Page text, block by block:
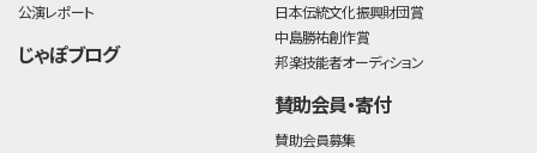
公演レポート
じゃぽブログ
日本伝統文化振興財団賞
中島勝祐創作賞
邦楽技能者オーディション
賛助会員・寄付
賛助会員募集